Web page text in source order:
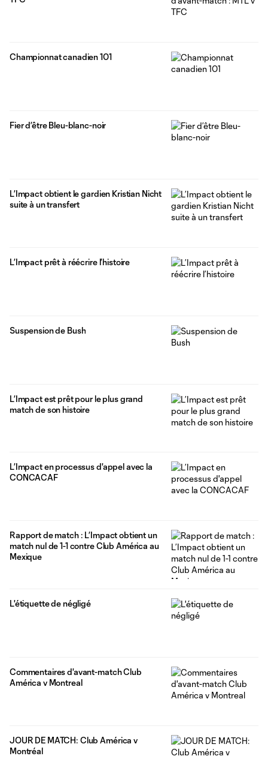
Championnat canadien 101
Fier d’être Bleu-blanc-noir
L’Impact obtient le gardien Kristian Nicht
suite à un transfert
L’Impact prêt à réécrire l’histoire
Suspension de Bush
L’Impact est prêt pour le plus grand
match de son histoire
L’Impact en processus d'appel avec la
CONCACAF
Rapport de match : L’Impact obtient un
match nul de 1-1 contre Club América au
Mexique
L'étiquette de négligé
Commentaires d'avant-match Club
América v Montreal
JOUR DE MATCH: Club América v
Montréal